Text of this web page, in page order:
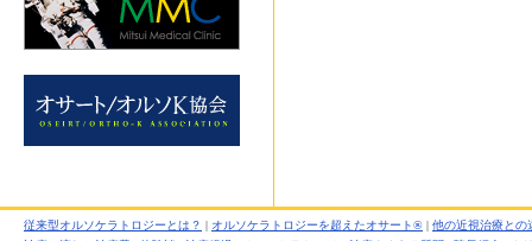
従来型オルソケラトロジーとは？ | オルソケラトロジーを超えたオサート® | 他の近視治療との